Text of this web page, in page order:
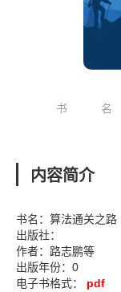
书名
内容简介
书名：算法通关之路
出版社：
作者：路志鹏等
出版年份：0
电子书格式：
pdf